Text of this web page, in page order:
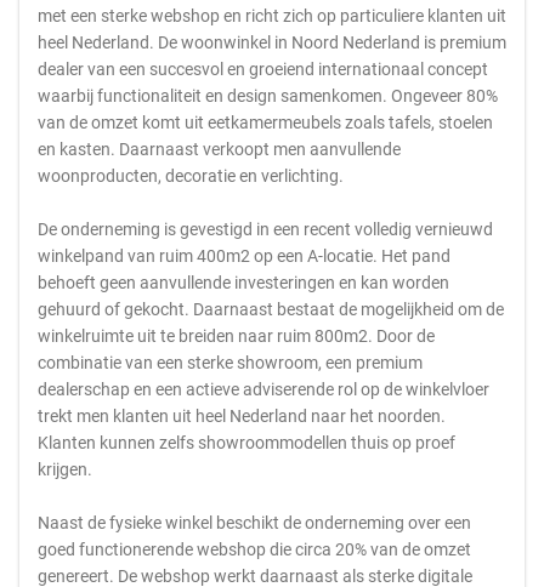
met een sterke webshop en richt zich op particuliere klanten uit
heel Nederland. De woonwinkel in Noord Nederland is premium
dealer van een succesvol en groeiend internationaal concept
waarbij functionaliteit en design samenkomen. Ongeveer 80%
van de omzet komt uit eetkamermeubels zoals tafels, stoelen
en kasten. Daarnaast verkoopt men aanvullende
woonproducten, decoratie en verlichting.
De onderneming is gevestigd in een recent volledig vernieuwd
winkelpand van ruim 400m2 op een A-locatie. Het pand
behoeft geen aanvullende investeringen en kan worden
gehuurd of gekocht. Daarnaast bestaat de mogelijkheid om de
winkelruimte uit te breiden naar ruim 800m2. Door de
combinatie van een sterke showroom, een premium
dealerschap en een actieve adviserende rol op de winkelvloer
trekt men klanten uit heel Nederland naar het noorden.
Klanten kunnen zelfs showroommodellen thuis op proef
krijgen.
Naast de fysieke winkel beschikt de onderneming over een
goed functionerende webshop die circa 20% van de omzet
genereert. De webshop werkt daarnaast als sterke digitale